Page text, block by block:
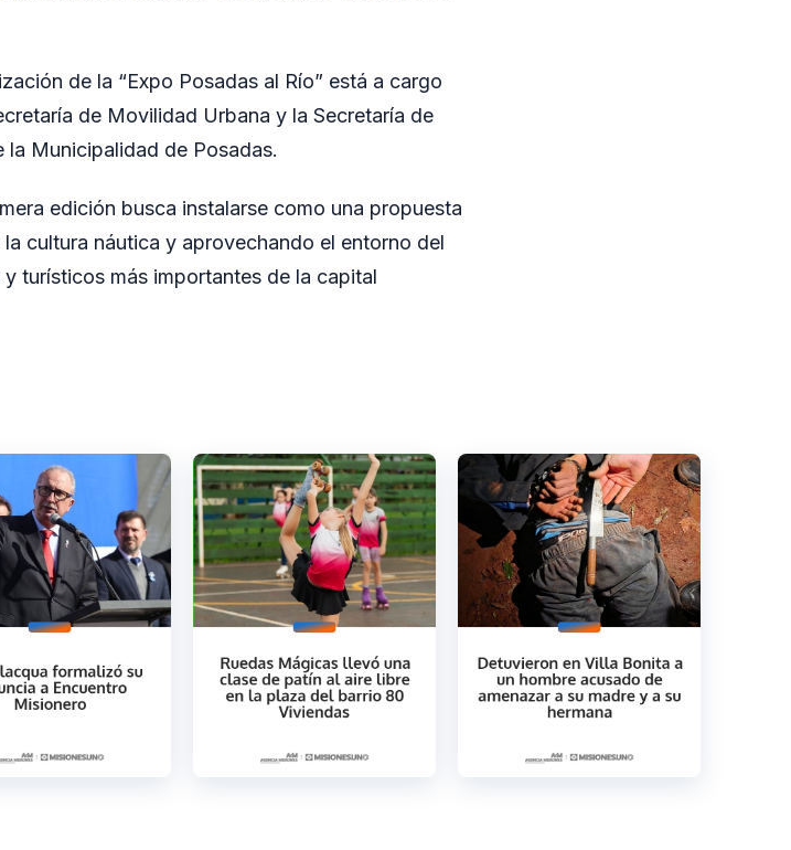
de la “Expo Posadas al Río” está a cargo
de Movilidad Urbana y la Secretaría de
Municipalidad de Posadas.
edición busca instalarse como una propuesta
cultura náutica y aprovechando el entorno del
turísticos más importantes de la capital